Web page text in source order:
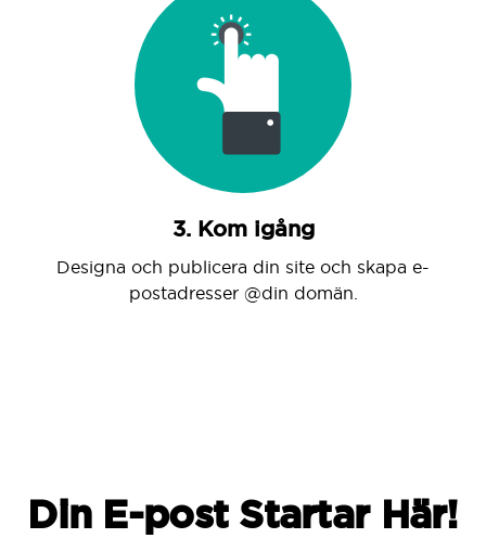
3. Kom igång
Designa och publicera din site och skapa e-
postadresser @din domän.
Din E-post Startar Här!